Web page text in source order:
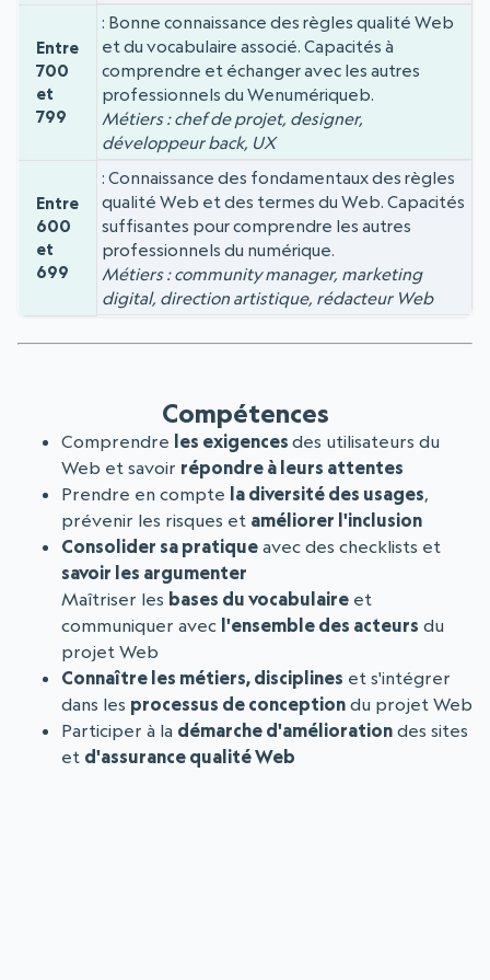
Entre
700
et
799
Bonne connaissance des règles qualité Web
et du vocabulaire associé. Capacités à
comprendre et échanger avec les autres
professionnels du Wenumériqueb.
Métiers : chef de projet, designer,
développeur back, UX
Entre
600
et
699
Connaissance des fondamentaux des règles
qualité Web et des termes du Web. Capacités
suffisantes pour comprendre les autres
professionnels du numérique.
Métiers : community manager, marketing
digital, direction artistique, rédacteur Web
Compétences
Comprendre les exigences des utilisateurs du
Web et savoir répondre à leurs attentes
Prendre en compte la diversité des usages,
prévenir les risques et améliorer l'inclusion
Consolider sa pratique avec des checklists et
savoir les argumenter
Maîtriser les bases du vocabulaire et
communiquer avec l'ensemble des acteurs du
projet Web
Connaître les métiers, disciplines et s'intégrer
dans les processus de conception du projet Web
Participer à la démarche d'amélioration des sites
et d'assurance qualité Web